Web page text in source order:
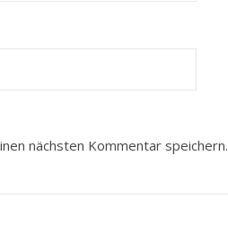
nächsten Kommentar speichern.